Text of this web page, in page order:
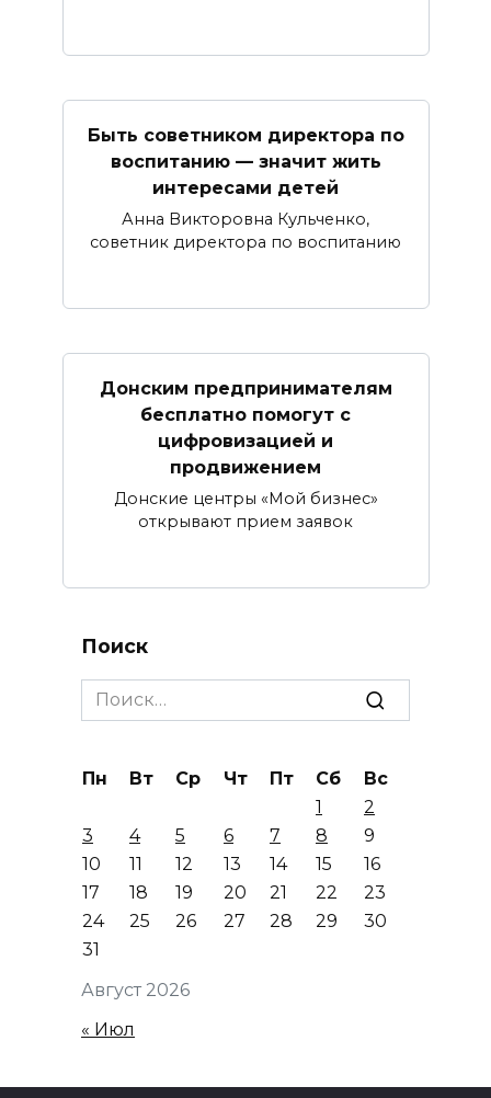
Быть советником директора по
воспитанию — значит жить
интересами детей
Анна Викторовна Кульченко,
советник директора по воспитанию
Донским предпринимателям
бесплатно помогут с
цифровизацией и
продвижением
Донские центры «Мой бизнес»
открывают прием заявок
Поиск
Search
for:
Август 2026
Пн Вт Ср Чт Пт Сб
Вс
1
2
3
4 5 6 7 8
9
10
11 12 13 14 15
16
17
18 19 20 21 22
23
24
25 26 27 28 29
30
31
« Июл